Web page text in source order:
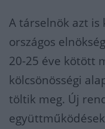
A társelnök azt is
országos
20-25 éve kötött
kölcsönösségi
töltik meg. Új